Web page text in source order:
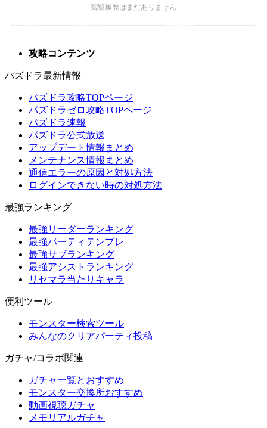
攻略コンテンツ
パズドラ最新情報
パズドラ攻略TOPページ
パズドラゼロ攻略TOPページ
パズドラ速報
パズドラ公式放送
アップデート情報まとめ
メンテナンス情報まとめ
通信エラーの原因と対処方法
ログインできない時の対処方法
最強ランキング
最強リーダーランキング
最強パーティテンプレ
最強サブランキング
最強アシストランキング
リセマラ当たりキャラ
便利ツール
モンスター検索ツール
みんなのクリアパーティ投稿
ガチャ/コラボ関連
ガチャ一覧とおすすめ
モンスター交換所おすすめ
動画視聴ガチャ
メモリアルガチャ